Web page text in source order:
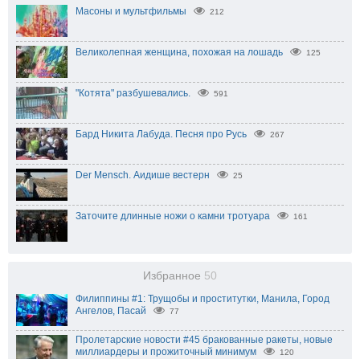
Масоны и мультфильмы 212
Великолепная женщина, похожая на лошадь 125
"Котята" разбушевались. 591
Бард Никита Лабуда. Песня про Русь 267
Der Mensch. Аидише вестерн 25
Заточите длинные ножи о камни тротуара 161
Избранное 50
Филиппины #1: Трущобы и проститутки, Манила, Город
Ангелов, Пасай
77
Пролетарские новости #45 бракованные ракеты, новые
миллиардеры и прожиточный минимум
120